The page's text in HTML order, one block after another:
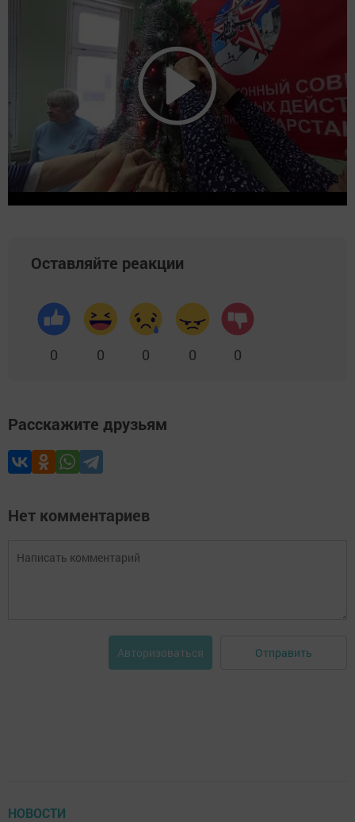
Оставляйте реакции
0 0 0 0 0
Расскажите друзьям
Нет комментариев
Авторизоваться Отправить
НОВОСТИ